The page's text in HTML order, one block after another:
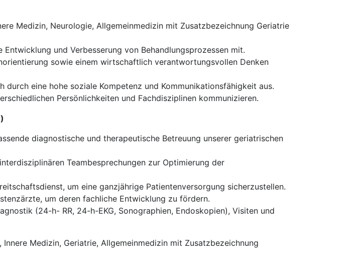
Medizin, Neurologie, Allgemeinmedizin mit Zusatzbezeichnung Geriatrie
und Verbesserung von Behandlungsprozessen mit.
sowie einem wirtschaftlich verantwortungsvollen Denken
durch eine hohe soziale Kompetenz und Kommunikationsfähigkeit aus.
Persönlichkeiten und Fachdisziplinen kommunizieren.
diagnostische und therapeutische Betreuung unserer geriatrischen
Teambesprechungen zur Optimierung der
um eine ganzjährige Patientenversorgung sicherzustellen.
um deren fachliche Entwicklung zu fördern.
(24-h- RR, 24-h-EKG, Sonographien, Endoskopien), Visiten und
Innere Medizin, Geriatrie, Allgemeinmedizin mit Zusatzbezeichnung